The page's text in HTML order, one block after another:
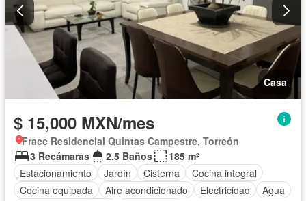
Casa
$ 15,000 MXN/mes
Fracc Residencial Quintas Campestre, Torreón
3 Recámaras
2.5 Baños
185 m²
Estacionamiento
Jardín Cisterna
Cocina integral
Cocina equipada
Aire acondicionado Electricidad
Agua